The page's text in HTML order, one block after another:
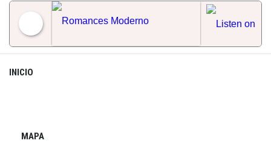
INICIO
MAPA